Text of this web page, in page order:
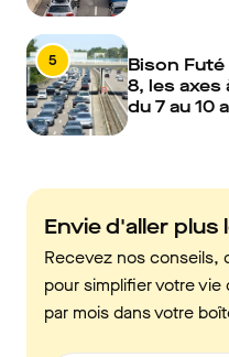
5
Bison
8, les axes
du 7 au 10
Envie d'aller plus
Recevez nos conseils,
pour simplifier votre
par mois dans votre